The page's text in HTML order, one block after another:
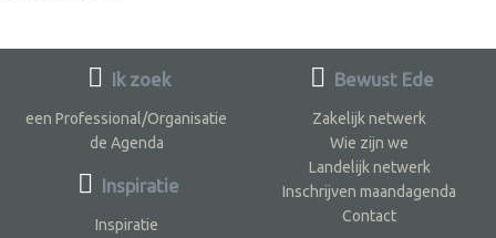
Ik zoek
een Professional/Organisatie
de Agenda
Inspiratie
Inspiratie
Bewust Ede
Zakelijk netwerk
Wie zijn we
Landelijk netwerk
Inschrijven maandagenda
Contact